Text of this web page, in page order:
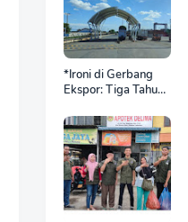
*Ironi di Gerbang
Ekspor: Tiga Tahun
BNCT, Upah Pekerja
Sektor Internasional
Justru Anjlok di
Bawah Sektor
Domestik*